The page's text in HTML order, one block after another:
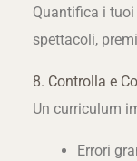
Quantifica i
spettacoli,
8. Controlla e
Un curriculum
Errori